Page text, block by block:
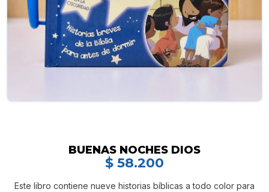
BUENAS NOCHES DIOS
$ 58.200
Este libro contiene nueve historias bíblicas a todo color para